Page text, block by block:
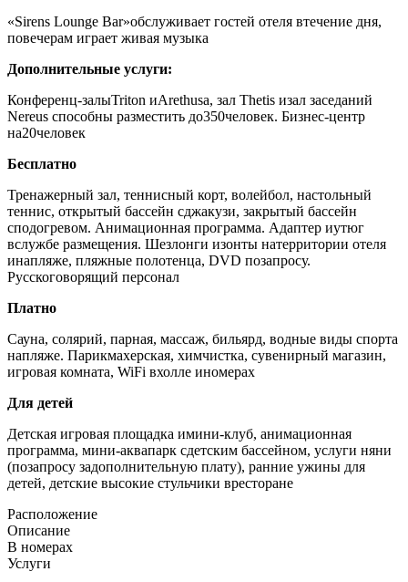
«Sirens Lounge Bar»обслуживает гостей отеля втечение дня,
повечерам играет живая музыка
Дополнительные услуги:
Конференц-залыTriton иArethusa, зал Thetis изал заседаний
Nereus способны разместить до350человек. Бизнес-центр
на20человек
Бесплатно
Тренажерный зал, теннисный корт, волейбол, настольный
теннис, открытый бассейн сджакузи, закрытый бассейн
сподогревом. Анимационная программа. Адаптер иутюг
вслужбе размещения. Шезлонги изонты натерритории отеля
инапляже, пляжные полотенца, DVD позапросу.
Русскоговорящий персонал
Платно
Сауна, солярий, парная, массаж, бильярд, водные виды спорта
напляже. Парикмахерская, химчистка, сувенирный магазин,
игровая комната, WiFi вхолле иномерах
Для детей
Детская игровая площадка имини-клуб, анимационная
программа, мини-аквапарк сдетским бассейном, услуги няни
(позапросу задополнительную плату), ранние ужины для
детей, детские высокие стульчики вресторане
Расположение
Описание
В номерах
Услуги